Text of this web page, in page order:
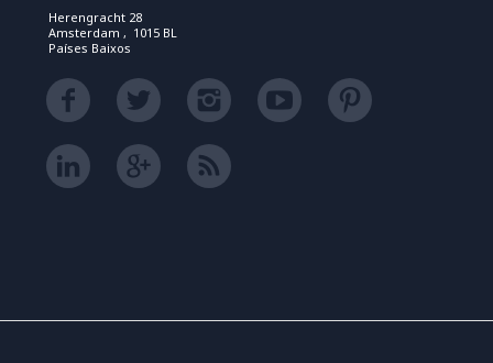
Herengracht 28
Amsterdam , 1015 BL
Países Baixos